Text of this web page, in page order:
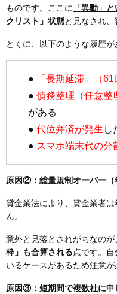
ものです。ここに
「異動」
クリスト」状態と見なされ、
とくに、以下のような履歴が
● 「長期延滞」（61
● 債務整理（任意整
がある
● 代位弁済が発生 し
● スマホ端末代の分
原因②：総量規制オーバー（
貸金業法により、貸金業者
ん。
意外と見落とされがちなのが
枠」も合算される 点です。
いるケースがあるため注意が
原因③：短期間で複数社に申